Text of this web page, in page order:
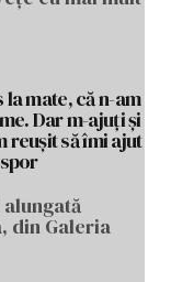
la mate, că n-am
Dar m-ajuți și
reușit să îmi ajut